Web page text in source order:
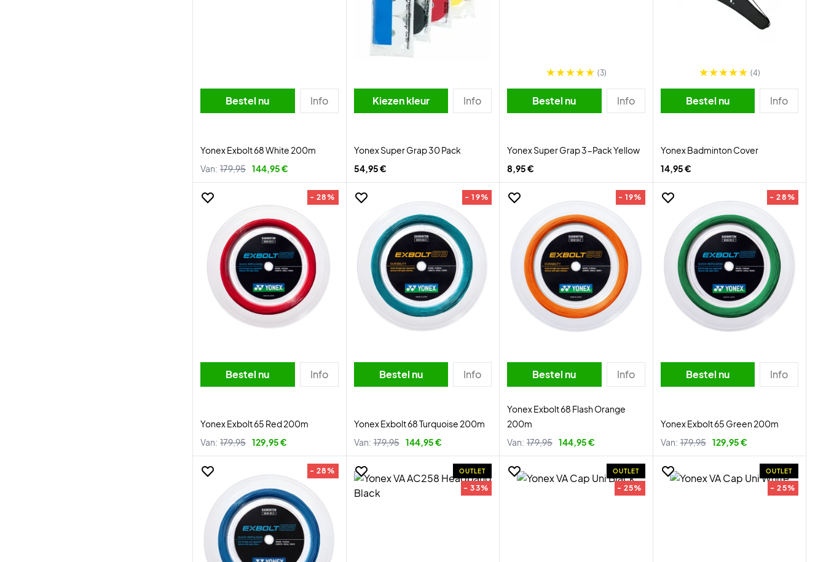
Bestel nu Info
Yonex Exbolt 68 White 200m
Van: 179,95 144,95 €
Kiezen kleur Info
Yonex Super Grap 30 Pack
54,95 €
(3)
Bestel nu Info
Yonex Super Grap 3-Pack Yellow
8,95 €
(4)
Bestel nu Info
Yonex Badminton Cover
14,95 €
- 28%
Bestel nu Info
Yonex Exbolt 65 Red 200m
Van: 179,95 129,95 €
- 19%
Bestel nu Info
Yonex Exbolt 68 Turquoise 200m
Van: 179,95 144,95 €
- 19%
Bestel nu Info
Yonex Exbolt 68 Flash Orange
200m
Van: 179,95 144,95 €
- 28%
Bestel nu Info
Yonex Exbolt 65 Green 200m
Van: 179,95 129,95 €
- 28% OUTLET
- 33%
OUTLET
- 25%
OUTLET
- 25%